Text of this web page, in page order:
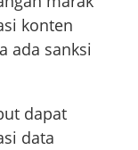
konten
ada sanksi
dapat
data